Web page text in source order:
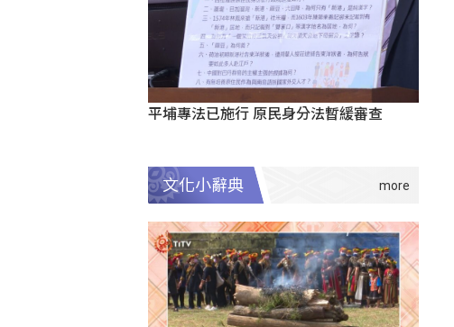
平埔專法已施行 原民身分法暫緩審查
文化小辭典